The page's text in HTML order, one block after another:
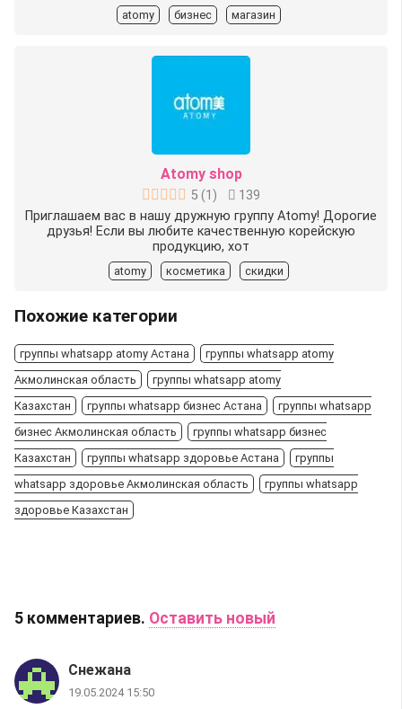
atomy бизнес магазин
Atomy shop
5 (1 )
139
Приглашаем вас в нашу дружную группу Atomy! Дорогие
друзья! Если вы любите качественную корейскую
продукцию, хот
atomy косметика скидки
Похожие категории
группы whatsapp atomy Астана
группы whatsapp atomy
Акмолинская область
группы whatsapp atomy
Казахстан
группы whatsapp бизнес Астана
группы whatsapp
бизнес Акмолинская область
группы whatsapp бизнес
Казахстан
группы whatsapp здоровье Астана
группы
whatsapp здоровье Акмолинская область
группы whatsapp
здоровье Казахстан
5 комментариев. Оставить новый
Снежана
19.05.2024 15:50